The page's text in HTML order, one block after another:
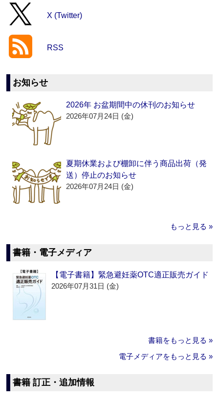
X (Twitter)
RSS
お知らせ
2026年 お盆期間中の休刊のお知らせ
2026年07月24日 (金)
夏期休業および棚卸に伴う商品出荷（発
送）停止のお知らせ
2026年07月24日 (金)
もっと見る »
書籍・電子メディア
【電子書籍】緊急避妊薬OTC適正販売ガイド
2026年07月31日 (金)
書籍をもっと見る »
電子メディアをもっと見る »
書籍 訂正・追加情報